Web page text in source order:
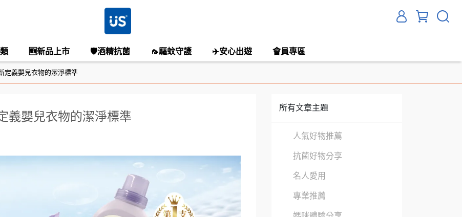
🆕新品上市 🛡️酒精抗菌 🦟驅蚊守護 ✈️安心出遊 會員專區
定義嬰兒衣物的潔淨標準
義嬰兒衣物的潔淨標準
所有文章主題
人氣好物推薦
抗菌好物分享
名人愛用
專業推薦